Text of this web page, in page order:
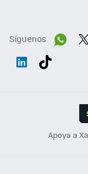
Síguenos
Apoya a